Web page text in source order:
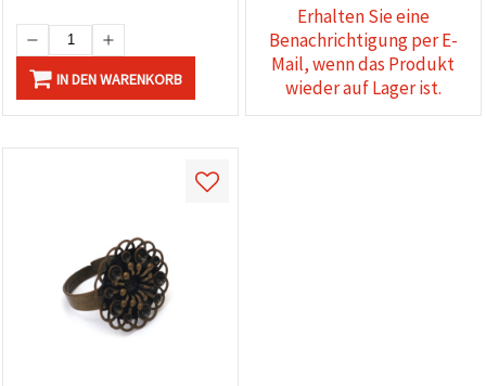
IN DEN WARENKORB
Erhalten Sie eine
Benachrichtigung per E-
Mail, wenn das Produkt
wieder auf Lager ist.